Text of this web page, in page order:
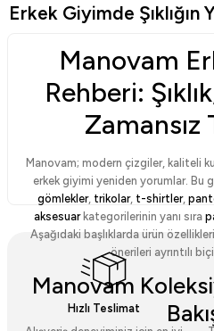
Sepette 1.449,00 TL 119,00 TL
2.999,00 TL
Erkek Giyimde
Manovam
Rehberi:
Zamansız
Manovam; modern çizgiler, kaliteli
erkek giyimi yeniden yorumlar. Bu
gömlekler, trikolar, t-shirtler,
aksesuarkategorilerinin yanı sıra
Aşağıdaki başlıklarda ürün
önerileri ayrıntılı
Manovam
Hızlı Teslimat